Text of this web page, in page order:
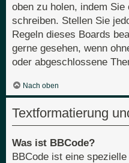
oben zu holen, indem
schreiben. Stellen Sie
Regeln dieses Boards
gerne gesehen, wenn
oder abgeschlossene
Nach oben
Textformatierung
Was ist BBCode?
BBCode ist eine